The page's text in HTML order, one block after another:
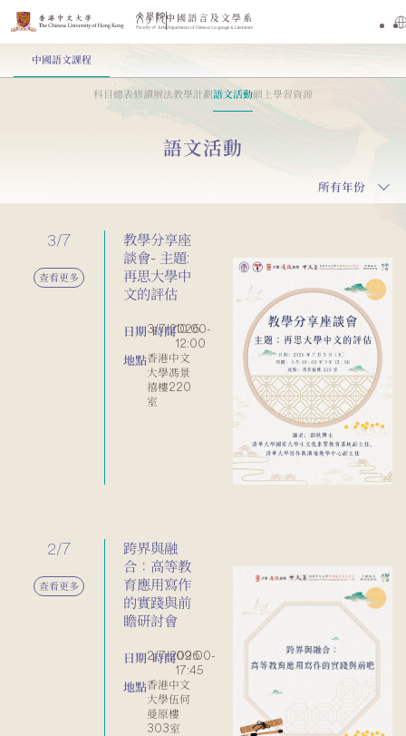
中國語文課程
科目總表修讀辦法教學計劃語文活動網上學習資源
語文活動
所有年份
3/7
查看更多
教學分享座
談會- 主題:
再思大學中
文的評估
日期3/7/2026
時間10:00-
12:00
地點香港中文
大學馮景
禧樓220
室
2/7
查看更多
跨界與融
合：高等教
育應用寫作
的實踐與前
瞻研討會
日期2/7/2026
時間09:00-
17:45
地點香港中文
大學伍何
曼原樓
303室